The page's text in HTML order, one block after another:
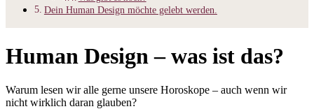
Dein Human Design möchte gelebt werden.
Human Design – was ist das?
Warum lesen wir alle gerne unsere Horoskope – auch wenn wir
nicht wirklich daran glauben?